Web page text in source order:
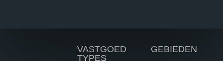
VASTGOED
TYPES
GEBIEDEN